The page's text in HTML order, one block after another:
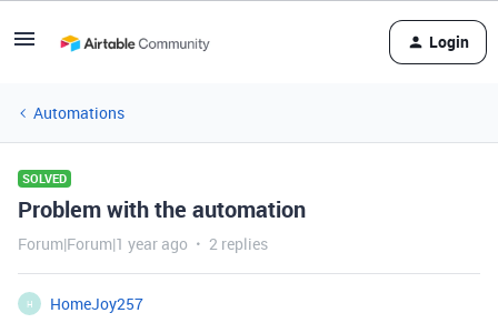
Login
Automations
SOLVED
Problem with the automation
Forum|Forum|1 year ago 2 replies
H
HomeJoy257